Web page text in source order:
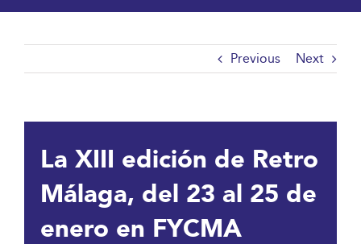
Previous Next
La XIII edición de Retro
Málaga, del 23 al 25 de
enero en FYCMA